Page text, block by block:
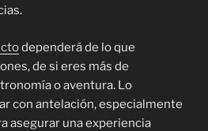
dependerá de lo que
de si eres más de
o aventura. Lo
con antelación, especialmente
asegurar una experiencia